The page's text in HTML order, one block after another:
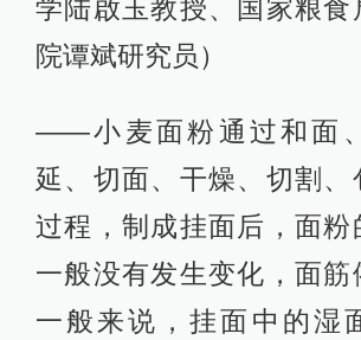
学陆啟玉教授、国家粮食
院谭斌研究员）
——小麦面粉通过和面
延、切面、干燥、切割、
过程，制成挂面后，面粉
一般没有发生变化，面筋
一般来说，挂面中的湿